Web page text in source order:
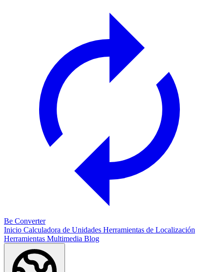
Be Converter
Inicio Calculadora de Unidades Herramientas de Localización
Herramientas Multimedia Blog